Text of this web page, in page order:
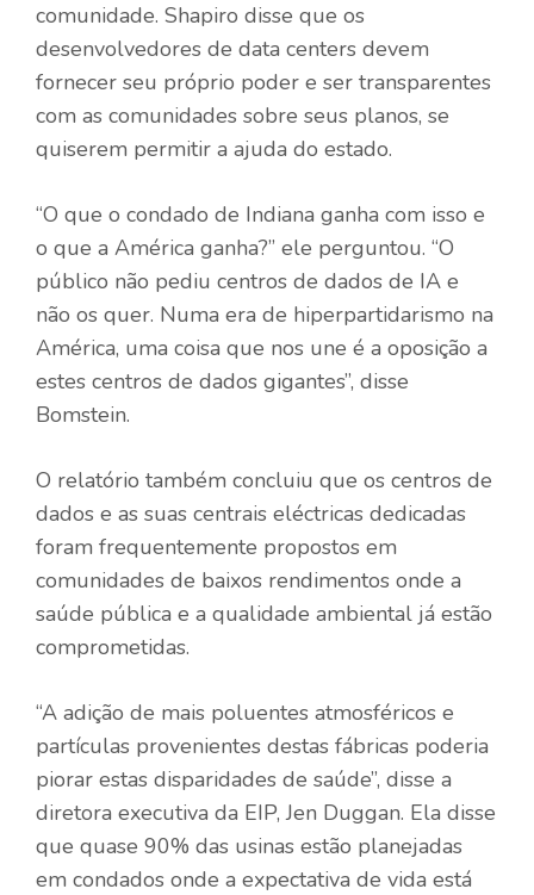
comunidade. Shapiro disse que os
desenvolvedores de data centers devem
fornecer seu próprio poder e ser transparentes
com as comunidades sobre seus planos, se
quiserem permitir a ajuda do estado.
“O que o condado de Indiana ganha com isso e
o que a América ganha?” ele perguntou. “O
público não pediu centros de dados de IA e
não os quer. Numa era de hiperpartidarismo na
América, uma coisa que nos une é a oposição a
estes centros de dados gigantes”, disse
Bomstein.
O relatório também concluiu que os centros de
dados e as suas centrais eléctricas dedicadas
foram frequentemente propostos em
comunidades de baixos rendimentos onde a
saúde pública e a qualidade ambiental já estão
comprometidas.
“A adição de mais poluentes atmosféricos e
partículas provenientes destas fábricas poderia
piorar estas disparidades de saúde”, disse a
diretora executiva da EIP, Jen Duggan. Ela disse
que quase 90% das usinas estão planejadas
em condados onde a expectativa de vida está